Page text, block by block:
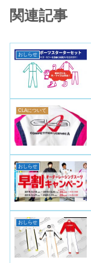
関連記事
おしらせ
CLAについて
おしらせ
おしらせ